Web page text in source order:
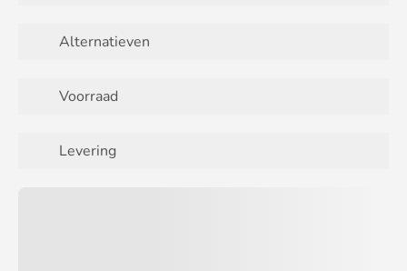
Alternatieven
Voorraad
Levering